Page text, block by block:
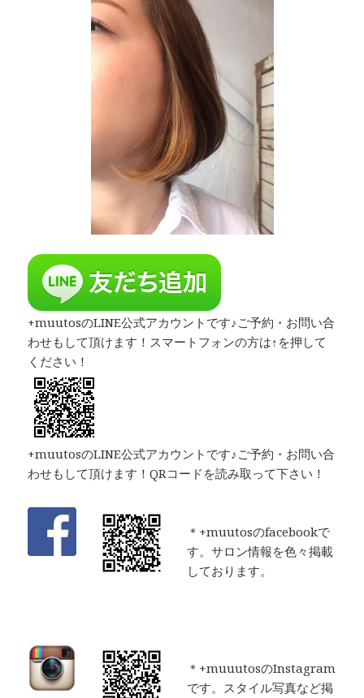
+muutosのLINE公式アカウントです♪ご予約・お問い合
わせもして頂けます！スマートフォンの方は↑を押して
ください！
+muutosのLINE公式アカウントです♪ご予約・お問い合
わせもして頂けます！QRコードを読み取って下さい！
＊+muutosのfacebookで
す。サロン情報を色々掲載
しております。
＊+muuutosのInstagram
です。スタイル写真など掲